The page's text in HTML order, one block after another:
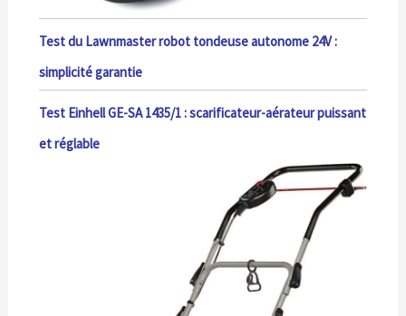
Test du Lawnmaster robot tondeuse autonome 24V :
simplicité garantie
Test Einhell GE-SA 1435/1 : scarificateur-aérateur puissant
et réglable